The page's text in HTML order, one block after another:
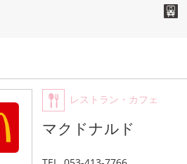
レストラン・カフェ
マクドナルド